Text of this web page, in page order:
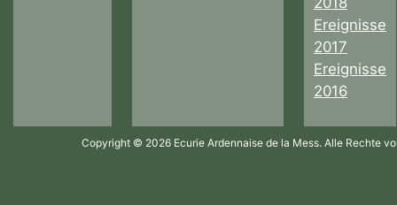
Ereignisse
2017
Ereignisse
2016
Copyright © 2026 Ecurie Ardennaise de la Mess. Alle Rechte